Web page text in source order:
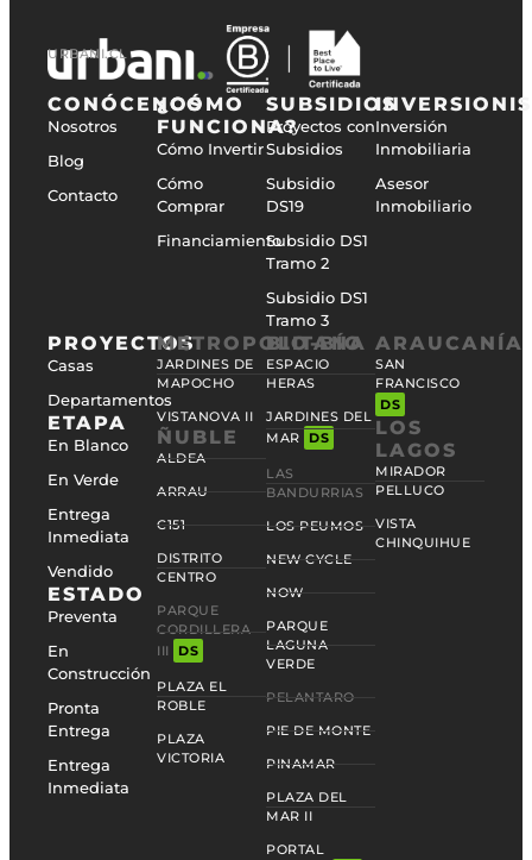
URBANI.CL
CONÓCENOS
Nosotros
Blog
Contacto
¿CÓMO
FUNCIONA?
Cómo Invertir
Cómo
Comprar
Financiamiento
SUBSIDIOS
Proyectos con
Subsidios
Subsidio
DS19
Subsidio DS1
Tramo 2
Subsidio DS1
Tramo 3
Inversión
Inmobiliaria
Asesor
Inmobiliario
PROYECTOS
Casas
Departamentos
ETAPA
En Blanco
En Verde
Entrega
Inmediata
Vendido
ESTADO
Preventa
En
Construcción
Pronta
Entrega
Entrega
Inmediata
METROPOLITANA
JARDINES DE
MAPOCHO
VISTANOVA II
ÑUBLE
ALDEA
ARRAU
C151
DISTRITO
CENTRO
PARQUE
CORDILLERA
III
DS
PLAZA EL
ROBLE
PLAZA
VICTORIA
BIO-BÍO
ESPACIO
HERAS
JARDINES DEL
MAR
DS
LAS
BANDURRIAS
LOS PEUMOS
NEW CYCLE
NOW
PARQUE
LAGUNA
VERDE
PELANTARO
PIE DE MONTE
PINAMAR
PLAZA DEL
MAR II
PORTAL
ARAUCANÍA
SAN
FRANCISCO
DS
LOS
LAGOS
MIRADOR
PELLUCO
VISTA
CHINQUIHUE